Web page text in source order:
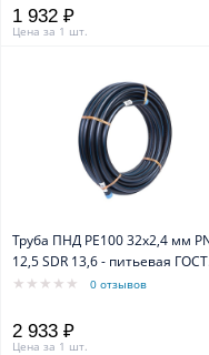
1 932 ₽
Цена за 1 шт.
Труба ПНД PE100 32x2,4 мм PN
12,5 SDR 13,6 - питьевая ГОСТ
18599-2001 (бухта 20м)
0 отзывов
2 933 ₽
Цена за 1 шт.